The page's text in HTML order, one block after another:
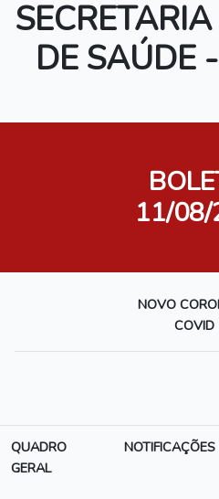
DE SAÚDE
11/
NOVO
QUADRO
GERAL
NOTIFICAÇÕES